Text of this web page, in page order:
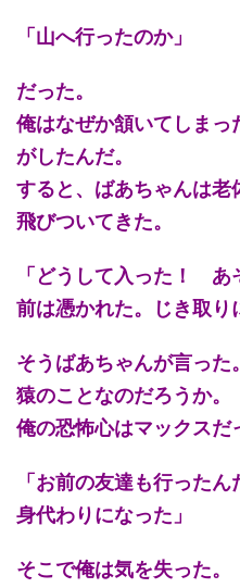
「山へ行ったのか」
だった。
俺はなぜか頷いてしま
がしたんだ。
すると、ばあちゃんは老
飛びついてきた。
「どうして入った！
前は憑かれた。じき取り
そうばあちゃんが言っ
猿のことなのだろうか。
俺の恐怖心はマックスだ
「お前の友達も行った
身代わりになった」
そこで俺は気を失った。